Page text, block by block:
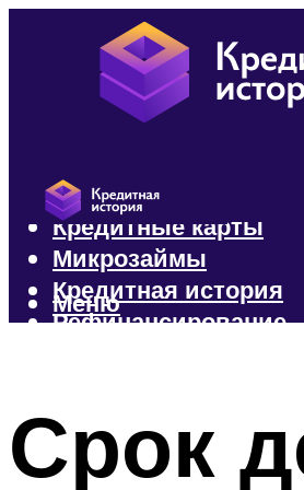
Кредиты
Кредитные карты
Микрозаймы
Кредитная история
Рефинансирование
Меню
Срок